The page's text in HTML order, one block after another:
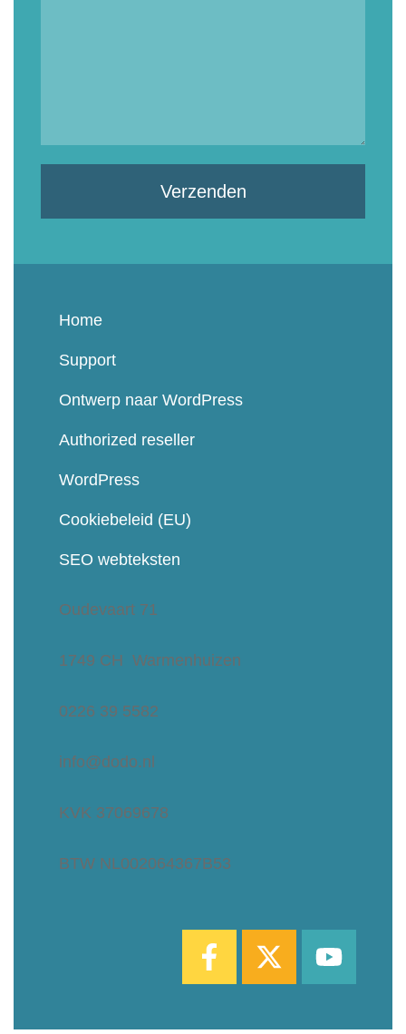
Verzenden
Home
Support
Ontwerp naar WordPress
Authorized reseller
WordPress
Cookiebeleid (EU)
SEO webteksten
Oudevaart 71
1749 CH Warmenhuizen
0226 39 5582
info@dodo.nl
KVK 37069678
BTW NL002064367B53